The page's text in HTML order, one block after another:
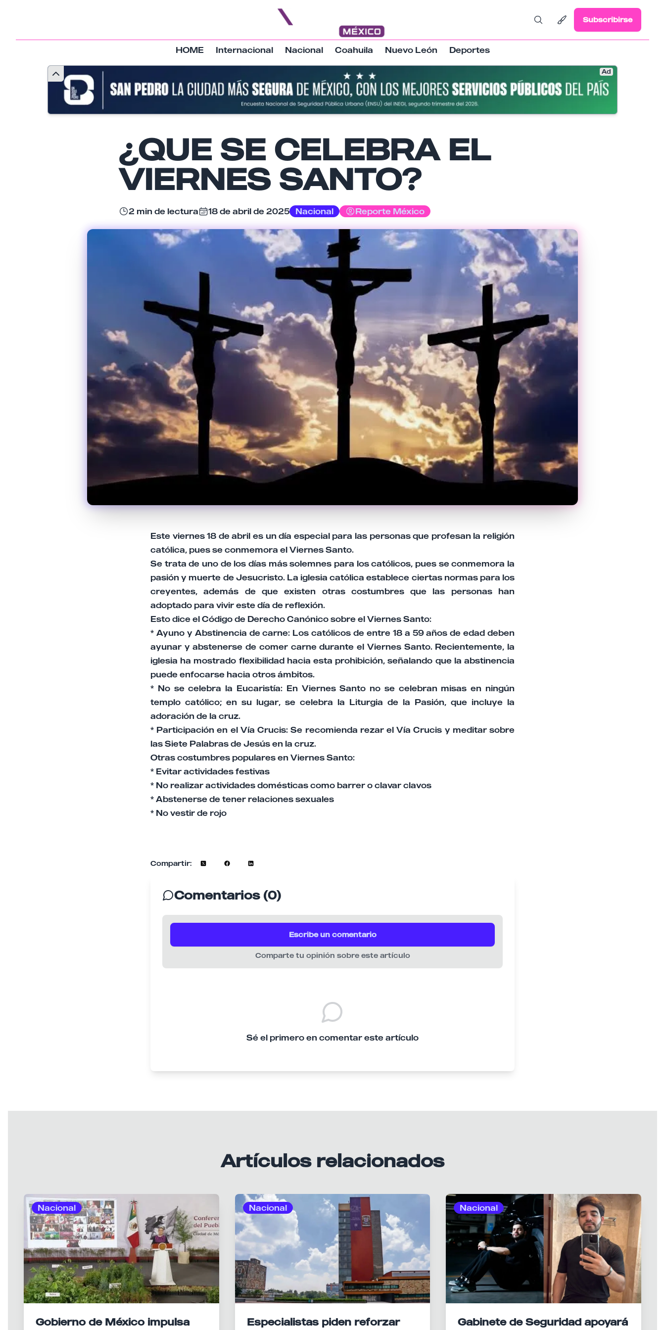
Subscribirse
HOME Internacional Nacional Coahuila Nuevo León Deportes
Ad
¿QUE SE CELEBRA EL
VIERNES SANTO?
2 min de lectura 18 de abril de 2025 Nacional Reporte México
Este viernes 18 de abril es un día especial para las personas que profesan la religión
católica, pues se conmemora el Viernes Santo.
Se trata de uno de los días más solemnes para los católicos, pues se conmemora la
pasión y muerte de Jesucristo. La iglesia católica establece ciertas normas para los
creyentes, además de que existen otras costumbres que las personas han
adoptado para vivir este día de reflexión.
Esto dice el Código de Derecho Canónico sobre el Viernes Santo:
* Ayuno y Abstinencia de carne: Los católicos de entre 18 a 59 años de edad deben
ayunar y abstenerse de comer carne durante el Viernes Santo. Recientemente, la
iglesia ha mostrado flexibilidad hacia esta prohibición, señalando que la abstinencia
puede enfocarse hacia otros ámbitos.
* No se celebra la Eucaristía: En Viernes Santo no se celebran misas en ningún
templo católico; en su lugar, se celebra la Liturgia de la Pasión, que incluye la
adoración de la cruz.
* Participación en el Vía Crucis: Se recomienda rezar el Vía Crucis y meditar sobre
las Siete Palabras de Jesús en la cruz.
Otras costumbres populares en Viernes Santo:
* Evitar actividades festivas
* No realizar actividades domésticas como barrer o clavar clavos
* Abstenerse de tener relaciones sexuales
* No vestir de rojo
Compartir:
Comentarios (0)
Escribe un comentario
Comparte tu opinión sobre este artículo
Sé el primero en comentar este artículo
Email
Tu comentario
Cancelar Enviar comentario
Artículos relacionados
Nacional
Gobierno de México impulsa
Nacional
Especialistas piden reforzar
Nacional
Gabinete de Seguridad apoyará